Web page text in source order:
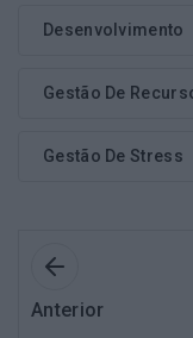
Desenvolvimento
Gestão De
Gestão De Stress
Anterior